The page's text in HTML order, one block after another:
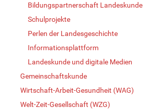
Bildungspartnerschaft Landeskunde
Schulprojekte
Perlen der Landesgeschichte
Informationsplattform
Landeskunde und digitale Medien
Gemeinschaftskunde
Wirtschaft-Arbeit-Gesundheit (WAG)
Welt-Zeit-Gesellschaft (WZG)